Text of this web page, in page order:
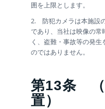
囲を上限とします。
2. 防犯カメラは本施設
であり、当社は映像の常
く、盗難・事故等の発
のではありません。
第13条 （
置）